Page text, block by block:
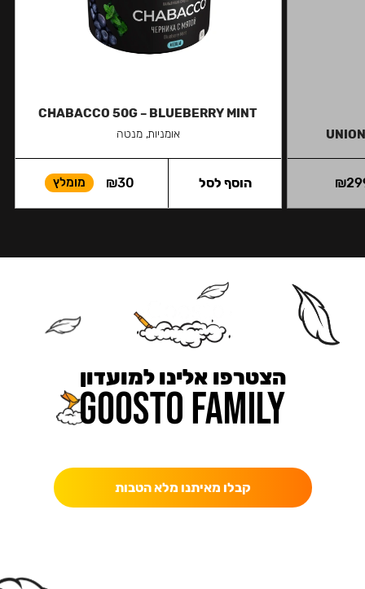
₪
CHABACCO 50G – BLUEBERRY MINT
אומניות, מנטה
₪30 מומלץ הוסף לסל
הצטרפו אלינו למועדון
קבלו מאיתנו מלא הטבות